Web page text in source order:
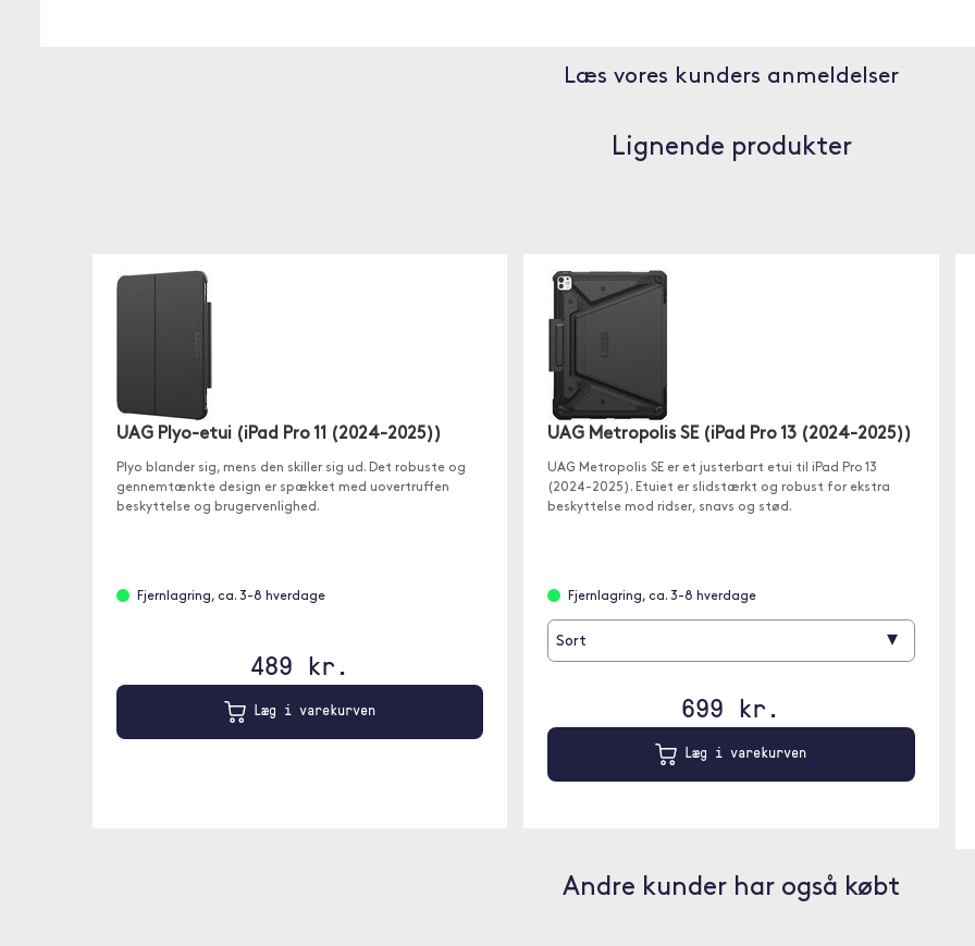
Læs vores kunders anmeldelser
Lignende produkter
UAG Plyo-etui (iPad Pro 11 (2024-2025))
Plyo blander sig, mens den skiller sig ud. Det robuste og
gennemtænkte design er spækket med uovertruffen
beskyttelse og brugervenlighed.
Fjernlagring, ca. 3-8 hverdage
489 kr.
Læg i varekurven
UAG Metropolis SE (iPad Pro 13 (2024-2025))
UAG Metropolis SE er et justerbart etui til iPad Pro 13
(2024-2025). Etuiet er slidstærkt og robust for ekstra
beskyttelse mod ridser, snavs og stød.
Fjernlagring, ca. 3-8 hverdage
Sort ▾
699 kr.
Læg i varekurven
Andre kunder har også købt